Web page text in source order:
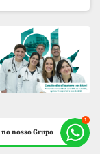
nosso Grupo